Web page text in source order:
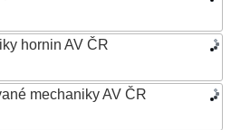
hornin AV ČR
mechaniky AV ČR